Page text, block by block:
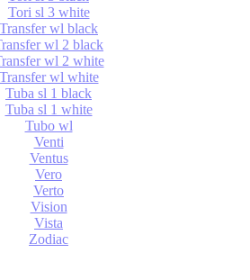
Tori sl 3 white
Transfer wl black
wl 2 black
wl 2 white
Transfer wl white
Tuba sl 1 black
Tuba sl 1 white
Tubo wl
Venti
Ventus
Vero
Verto
Vision
Vista
Zodiac